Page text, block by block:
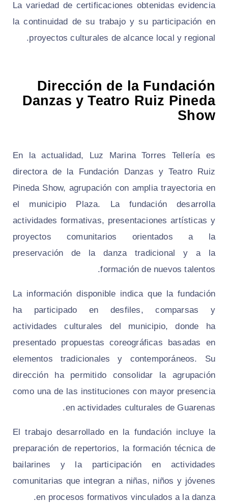
La variedad de certificaciones obtenidas evidencia
la continuidad de su trabajo y su participación en
proyectos culturales de alcance local y regional.
Dirección de la Fundación
Danzas y Teatro Ruiz Pineda
Show
En la actualidad, Luz Marina Torres Tellería es
directora de la Fundación Danzas y Teatro Ruiz
Pineda Show, agrupación con amplia trayectoria en
el municipio Plaza. La fundación desarrolla
actividades formativas, presentaciones artísticas y
proyectos comunitarios orientados a la
preservación de la danza tradicional y a la
formación de nuevos talentos.
La información disponible indica que la fundación
ha participado en desfiles, comparsas y
actividades culturales del municipio, donde ha
presentado propuestas coreográficas basadas en
elementos tradicionales y contemporáneos. Su
dirección ha permitido consolidar la agrupación
como una de las instituciones con mayor presencia
en actividades culturales de Guarenas.
El trabajo desarrollado en la fundación incluye la
preparación de repertorios, la formación técnica de
bailarines y la participación en actividades
comunitarias que integran a niñas, niños y jóvenes
en procesos formativos vinculados a la danza.